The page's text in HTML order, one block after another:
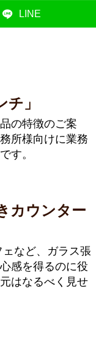
LINE
」
の特徴のご案
所様向けに業務
す。
カウンター
など、ガラス張
感を得るのに役
はなるべく見せ